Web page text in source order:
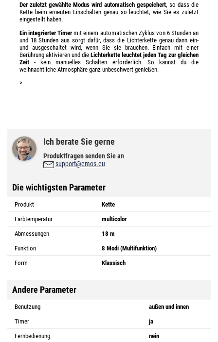
Der zuletzt gewählte Modus wird automatisch gespeichert, so dass die
Kette beim erneuten Einschalten genau so leuchtet, wie Sie es zuletzt
eingestellt haben.
Ein integrierter Timer mit einem automatischen Zyklus von 6 Stunden an
und 18 Stunden aus sorgt dafür, dass die Lichterkette genau dann ein-
und ausgeschaltet wird, wenn Sie sie brauchen. Einfach mit einer
Berührung aktivieren und die Lichterkette leuchtet jeden Tag zur gleichen
Zeit - kein manuelles Schalten erforderlich. So kannst du die
weihnachtliche Atmosphäre ganz unbeschwert genießen.
>
Ich berate Sie gerne
Produktfragen senden Sie an
support@emos.eu
Die wichtigsten Parameter
Produkt
Kette
Farbtemperatur
multicolor
Abmessungen
18 m
Funktion
8 Modi (Multifunktion)
Form
Klassisch
Andere Parameter
Benutzung
außen und innen
Timer
ja
Fernbedienung
nein